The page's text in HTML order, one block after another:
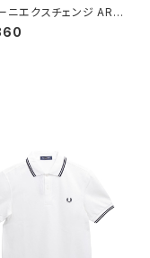
ニエクスチェンジ ARM
クオーツ メン
AX1325 ホワイト ホ